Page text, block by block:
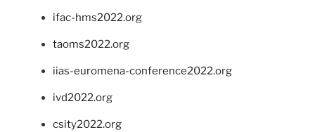
ifac-hms2022.org
taoms2022.org
iias-euromena-conference2022.org
ivd2022.org
csity2022.org